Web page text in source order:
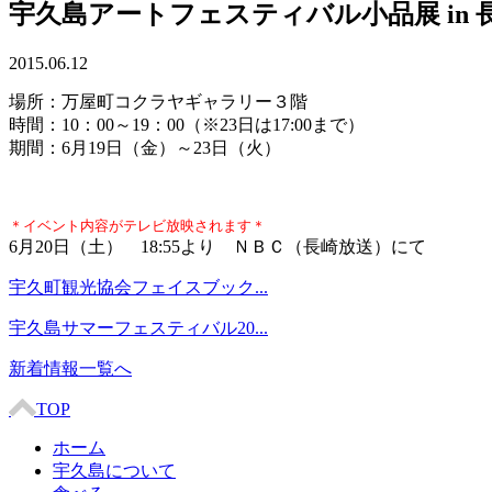
宇久島アートフェスティバル小品展 in
2015.06.12
場所：万屋町コクラヤギャラリー３階
時間：10：00～19：00（※23日は17:00まで）
期間：6月19日（金）～23日（火）
＊イベント内容がテレビ放映されます＊
6月20日（土） 18:55より ＮＢＣ（長崎放送）にて
宇久町観光協会フェイスブック...
宇久島サマーフェスティバル20...
新着情報一覧へ
TOP
ホーム
宇久島について